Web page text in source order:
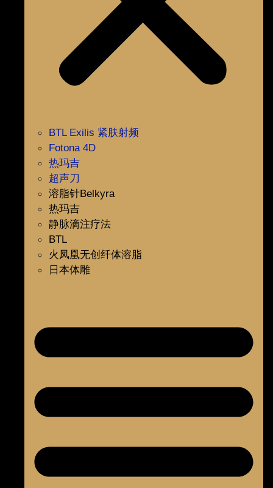
BTL Exilis 紧肤射频
Fotona 4D
热玛吉
超声刀
溶脂针Belkyra
热玛吉
静脉滴注疗法
BTL
火凤凰无创纤体溶脂
日本体雕